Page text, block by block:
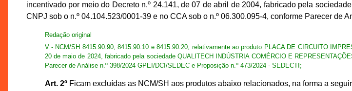
incentivado por meio do Decreto n.º 24.141, de 07 de abril de 2004, fabricado pela
CNPJ sob o n.º 04.104.523/0001-39 e no CCA sob o n.º 06.300.095-4, conforme Parecer de
Redação original
V - NCM/SH 8415.90.90, 8415.90.10 e 8415.90.20, relativamente ao produto PLACA DE CIRCUITO
20 de maio de 2024, fabricado pela sociedade QUALITECH INDÚSTRIA COMÉRCIO E
Parecer de Análise n.º 398/2024 GPEI/DCI/SEDEC e Proposição n.º 473/2024 - SEDECTI;
Art. 2ºFicam excluídas as NCM/SH aos produtos abaixo relacionados, na forma a